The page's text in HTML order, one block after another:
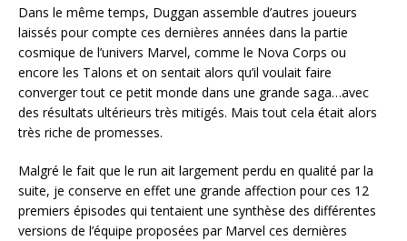
Dans le même temps, Duggan assemble d’autres joueurs
laissés pour compte ces dernières années dans la partie
cosmique de l’univers Marvel, comme le Nova Corps ou
encore les Talons et on sentait alors qu’il voulait faire
converger tout ce petit monde dans une grande saga…avec
des résultats ultérieurs très mitigés. Mais tout cela était alors
très riche de promesses.
Malgré le fait que le run ait largement perdu en qualité par la
suite, je conserve en effet une grande affection pour ces 12
premiers épisodes qui tentaient une synthèse des différentes
versions de l’équipe proposées par Marvel ces dernières